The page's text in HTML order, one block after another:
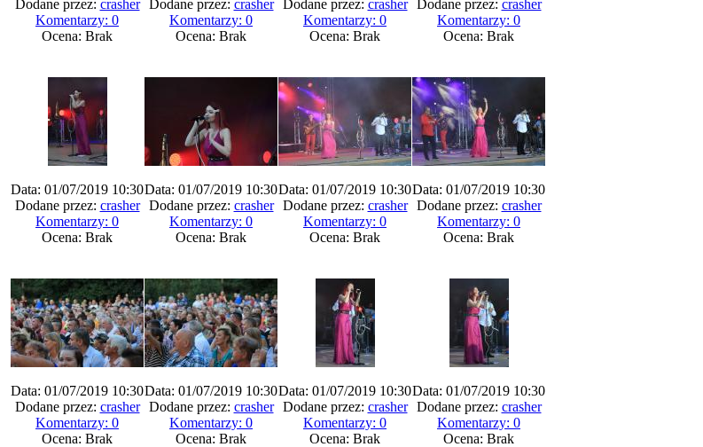
Dodane przez: crasher
Komentarzy: 0
Ocena: Brak
Dodane przez: crasher
Komentarzy: 0
Ocena: Brak
Dodane przez: crasher
Komentarzy: 0
Ocena: Brak
Dodane przez: crasher
Komentarzy: 0
Ocena: Brak
Data: 01/07/2019 10:30
Dodane przez: crasher
Komentarzy: 0
Ocena: Brak
Data: 01/07/2019 10:30
Dodane przez: crasher
Komentarzy: 0
Ocena: Brak
Data: 01/07/2019 10:30
Dodane przez: crasher
Komentarzy: 0
Ocena: Brak
Data: 01/07/2019 10:30
Dodane przez: crasher
Komentarzy: 0
Ocena: Brak
Data: 01/07/2019 10:30
Dodane przez: crasher
Komentarzy: 0
Ocena: Brak
Data: 01/07/2019 10:30
Dodane przez: crasher
Komentarzy: 0
Ocena: Brak
Data: 01/07/2019 10:30
Dodane przez: crasher
Komentarzy: 0
Ocena: Brak
Data: 01/07/2019 10:30
Dodane przez: crasher
Komentarzy: 0
Ocena: Brak